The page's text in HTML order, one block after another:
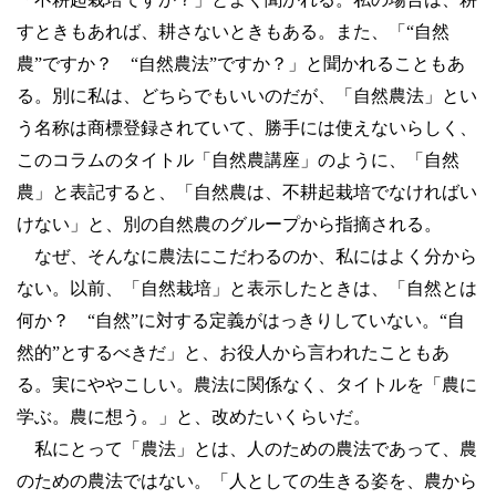
すときもあれば、耕さないときもある。また、「“自然
農”ですか？ “自然農法”ですか？」と聞かれることもあ
る。別に私は、どちらでもいいのだが、「自然農法」とい
う名称は商標登録されていて、勝手には使えないらしく、
このコラムのタイトル「自然農講座」のように、「自然
農」と表記すると、「自然農は、不耕起栽培でなければい
けない」と、別の自然農のグループから指摘される。
なぜ、そんなに農法にこだわるのか、私にはよく分から
ない。以前、「自然栽培」と表示したときは、「自然とは
何か？ “自然”に対する定義がはっきりしていない。“自
然的”とするべきだ」と、お役人から言われたこともあ
る。実にややこしい。農法に関係なく、タイトルを「農に
学ぶ。農に想う。」と、改めたいくらいだ。
私にとって「農法」とは、人のための農法であって、農
のための農法ではない。「人としての生きる姿を、農から